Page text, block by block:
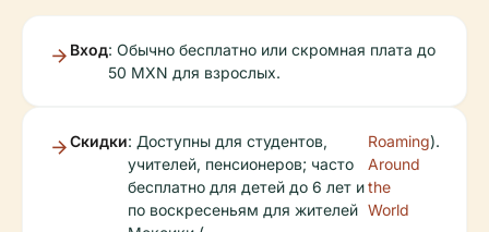
Вход: Обычно бесплатно или скромная плата до
50 MXN для взрослых.
Скидки: Доступны для студентов,
учителей, пенсионеров; часто
бесплатно для детей до 6 лет и
по воскресеньям для жителей
Roaming
Around
the
World
).